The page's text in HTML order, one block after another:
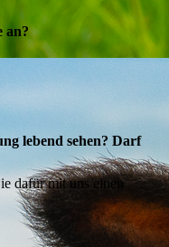
an?
lebend sehen? Darf
dafür mit uns einen